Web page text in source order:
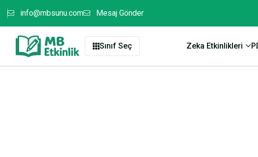
info@mbsunu.com Mesaj Gönder
Sınıf Seç Zeka Etkinlikleri